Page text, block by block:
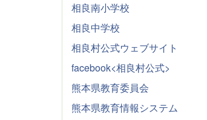
相良南小学校
相良中学校
相良村公式ウェブサイト
facebook<相良村公式>
熊本県教育委員会
熊本県教育情報システム